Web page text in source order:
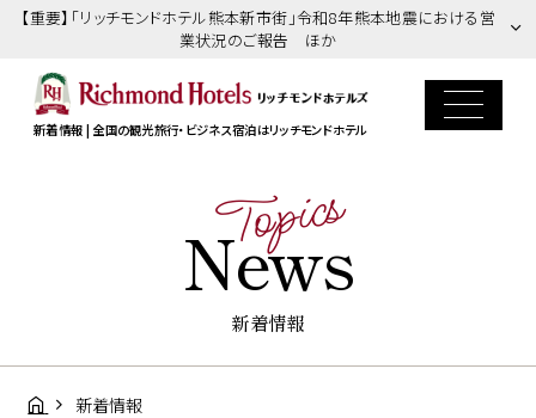
【重要】「リッチモンドホテル熊本新市街」令和8年熊本地震における営
業状況のご報告 ほか
新着情報 | 全国の観光旅行・ビジネス宿泊はリッチモンドホテル
News
Topics
新着情報
新着情報